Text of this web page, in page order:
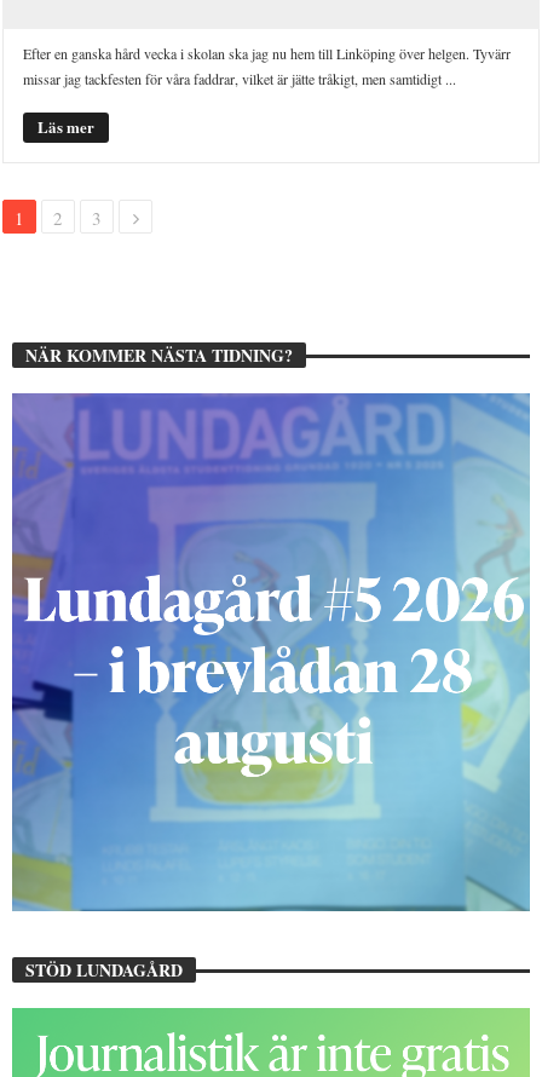
Efter en ganska hård vecka i skolan ska jag nu hem till Linköping över helgen. Tyvärr
missar jag tackfesten för våra faddrar, vilket är jätte tråkigt, men samtidigt ...
Läs mer
1 2 3
NÄR KOMMER NÄSTA TIDNING?
STÖD LUNDAGÅRD